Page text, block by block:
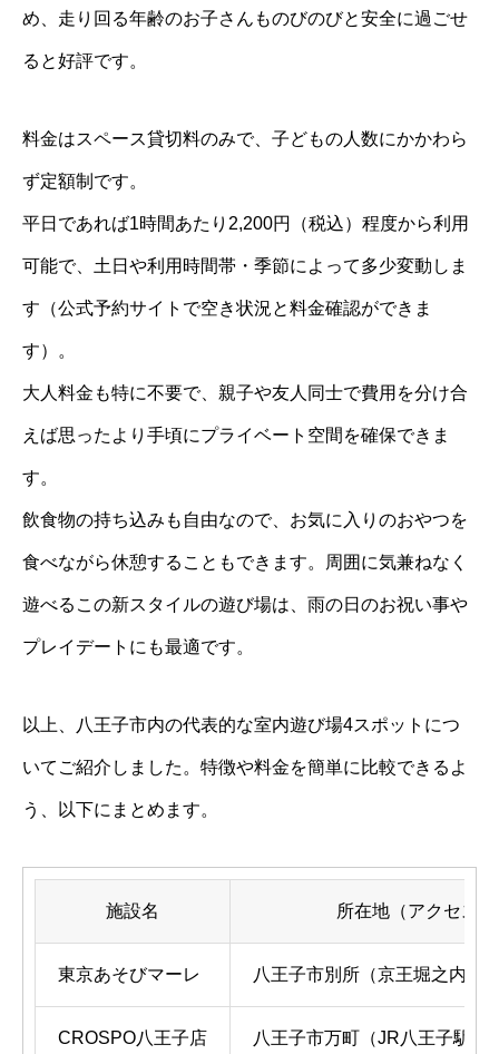
め、走り回る年齢のお子さんものびのびと安全に過ごせ
ると好評です。
料金はスペース貸切料のみで、子どもの人数にかかわら
ず定額制です。
平日であれば1時間あたり2,200円（税込）程度から利用
可能で、土日や利用時間帯・季節によって多少変動しま
す（公式予約サイトで空き状況と料金確認ができま
す）。
大人料金も特に不要で、親子や友人同士で費用を分け合
えば思ったより手頃にプライベート空間を確保できま
す。
飲食物の持ち込みも自由なので、お気に入りのおやつを
食べながら休憩することもできます。周囲に気兼ねなく
遊べるこの新スタイルの遊び場は、雨の日のお祝い事や
プレイデートにも最適です。
以上、八王子市内の代表的な室内遊び場4スポットにつ
いてご紹介しました。特徴や料金を簡単に比較できるよ
う、以下にまとめます。
施設名 所在地（アクセス）
東京あそびマーレ 八王子市別所（京王堀之内駅
CROSPO八王子店 八王子市万町（JR八王子駅徒